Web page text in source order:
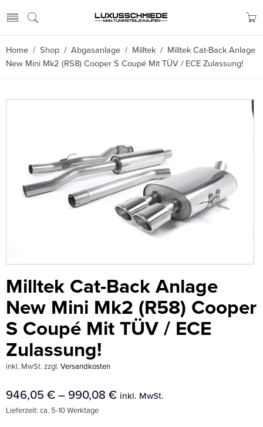
Home / Shop / Abgasanlage / Milltek / Milltek Cat-Back Anlage
New Mini Mk2 (R58) Cooper S Coupé Mit TÜV / ECE Zulassung!
Milltek Cat-Back Anlage
New Mini Mk2 (R58) Cooper
S Coupé Mit TÜV / ECE
Zulassung!
inkl. MwSt. zzgl. Versandkosten
946,05 € – 990,08 € inkl. MwSt.
Lieferzeit: ca. 5-10 Werktage